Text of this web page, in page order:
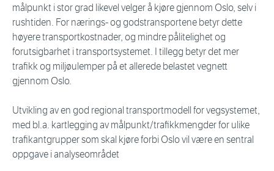
målpunkt i stor grad likevel velger å kjøre gjennom Oslo, selv i
rushtiden. For nærings- og godstransportene betyr dette
høyere transportkostnader, og mindre pålitelighet og
forutsigbarhet i transportsystemet. I tillegg betyr det mer
trafikk og miljøulemper på et allerede belastet vegnett
gjennom Oslo.
Utvikling av en god regional transportmodell for vegsystemet,
med bl.a. kartlegging av målpunkt/trafikkmengder for ulike
trafikantgrupper som skal kjøre forbi Oslo vil være en sentral
oppgave i analyseområdet